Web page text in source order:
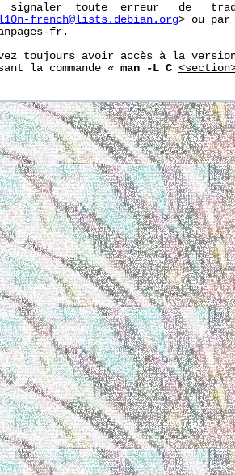
signaler  toute  erreur   de
french@lists.debian.org> ou par
fr.
toujours avoir accès à la
la commande «
man -L C